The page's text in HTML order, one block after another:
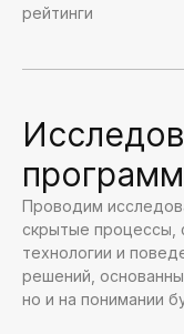
рейтинги
Проводим
скрытые
технологии и
решений,
но и на понимании